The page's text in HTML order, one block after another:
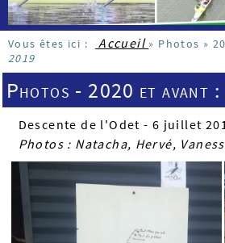
Vous êtes ici : Accueil » Photos »
2019
Photos - 2020 et avant
Descente de l'Odet - 6 juillet
Photos : Natacha, Hervé,